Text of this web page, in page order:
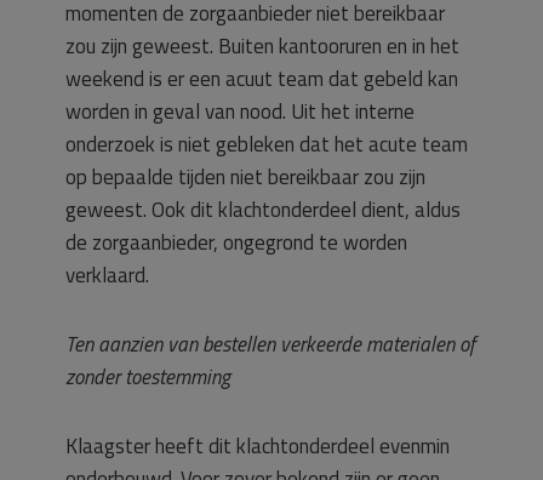
momenten de zorgaanbieder niet bereikbaar
zou zijn geweest. Buiten kantooruren en in het
weekend is er een acuut team dat gebeld kan
worden in geval van nood. Uit het interne
onderzoek is niet gebleken dat het acute team
op bepaalde tijden niet bereikbaar zou zijn
geweest. Ook dit klachtonderdeel dient, aldus
de zorgaanbieder, ongegrond te worden
verklaard.
Ten aanzien van bestellen verkeerde materialen of
zonder toestemming
Klaagster heeft dit klachtonderdeel evenmin